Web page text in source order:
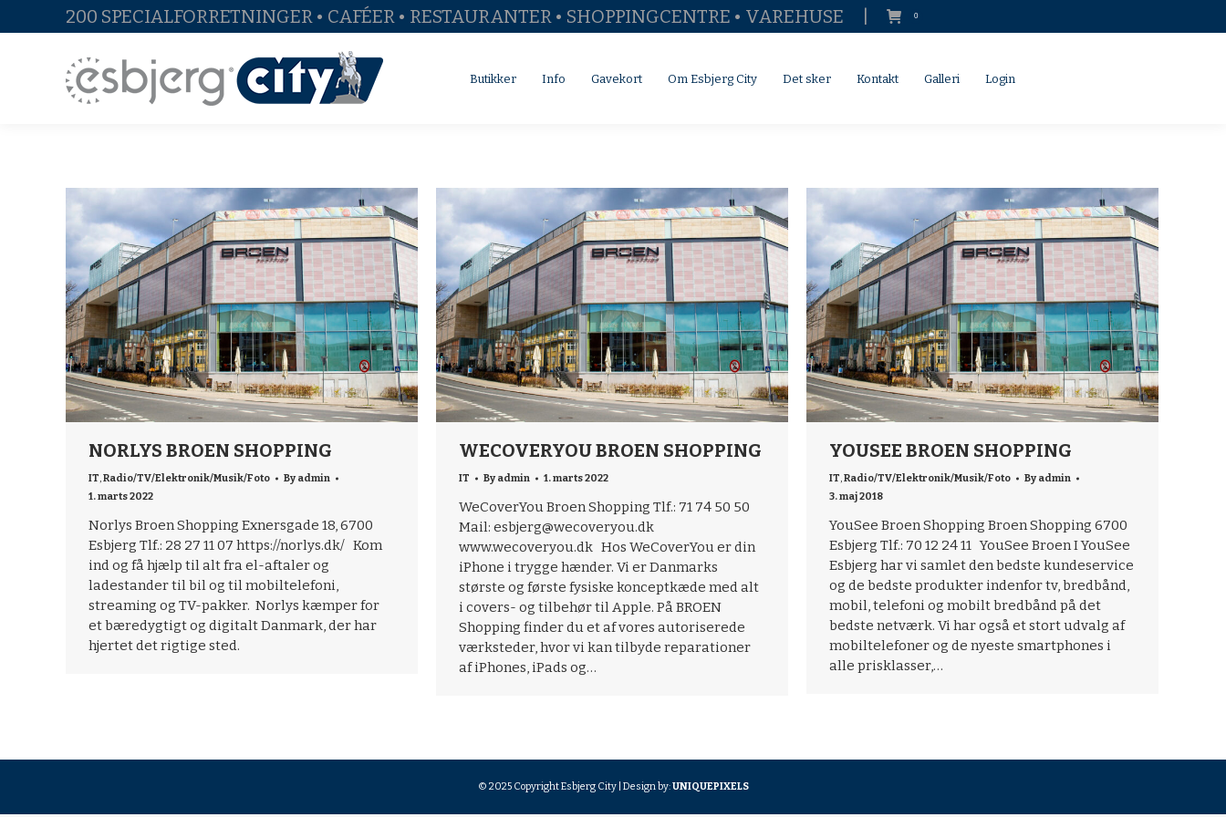
200 SPECIALFORRETNINGER • CAFÉER • RESTAURANTER • SHOPPINGCENTRE • VAREHUSE 0
Butikker Info Gavekort Om Esbjerg City Det sker Kontakt Galleri Login
NORLYS BROEN SHOPPING
IT,Radio/TV/Elektronik/Musik/Foto Byadmin
1. marts 2022
Norlys Broen Shopping Exnersgade 18, 6700
Esbjerg Tlf.: 28 27 11 07 https://norlys.dk/ Kom
ind og få hjælp til alt fra el-aftaler og
ladestander til bil og til mobiltelefoni,
streaming og TV-pakker. Norlys kæmper for
et bæredygtigt og digitalt Danmark, der har
hjertet det rigtige sted.
WECOVERYOU BROEN SHOPPING
IT Byadmin 1. marts 2022
WeCoverYou Broen Shopping Tlf.: 71 74 50 50
Mail: esbjerg@wecoveryou.dk
www.wecoveryou.dk Hos WeCoverYou er din
iPhone i trygge hænder. Vi er Danmarks
største og første fysiske konceptkæde med alt
i covers- og tilbehør til Apple. På BROEN
Shopping finder du et af vores autoriserede
værksteder, hvor vi kan tilbyde reparationer
af iPhones, iPads og…
YOUSEE BROEN SHOPPING
IT,Radio/TV/Elektronik/Musik/Foto Byadmin
3. maj 2018
YouSee Broen Shopping Broen Shopping 6700
Esbjerg Tlf.: 70 12 24 11 YouSee Broen I YouSee
Esbjerg har vi samlet den bedste kundeservice
og de bedste produkter indenfor tv, bredbånd,
mobil, telefoni og mobilt bredbånd på det
bedste netværk. Vi har også et stort udvalg af
mobiltelefoner og de nyeste smartphones i
alle prisklasser,…
© 2025 Copyright Esbjerg City | Design by:UNIQUEPIXELS
Butikker Info Gavekort Om Esbjerg City Det sker Kontakt SØG